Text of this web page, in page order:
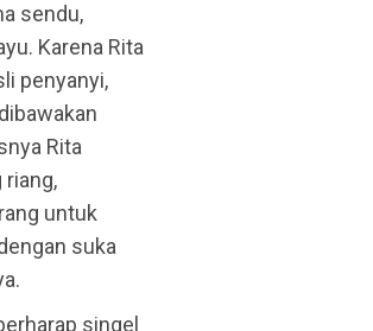
sendu,
Karena Rita
penyanyi,
Rita
riang,
untuk
suka
singel